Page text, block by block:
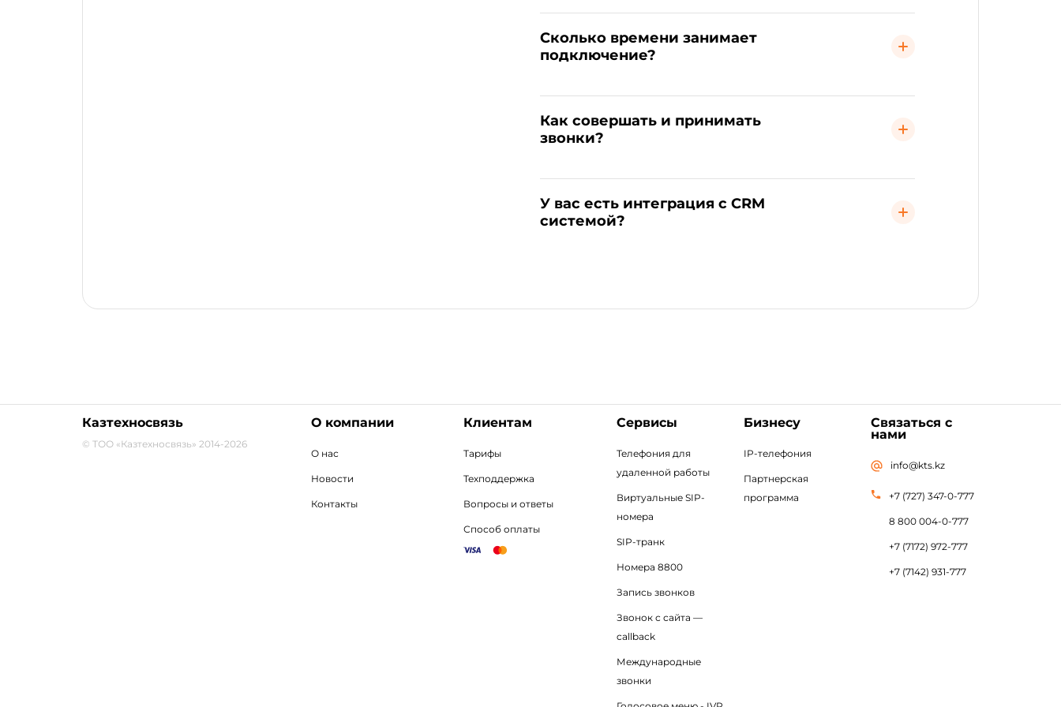
Сколько времени занимает
подключение?
Как совершать и принимать
звонки?
У вас есть интеграция с CRM
системой?
Казтехносвязь
© ТОО «Казтехносвязь» 2014-2026
О компании
О нас
Новости
Контакты
Клиентам
Тарифы
Техподдержка
Вопросы и ответы
Способ оплаты
Сервисы
Телефония для
удаленной работы
Виртуальные SIP-
номера
SIP-транк
Номера 8800
Запись звонков
Звонок с сайта —
callback
Международные
звонки
Бизнесу
IP-телефония
Партнерская
программа
Связаться с
нами
info@kts.kz
+7 (727) 347-0-777
8 800 004-0-777
+7 (7172) 972-777
+7 (7142) 931-777